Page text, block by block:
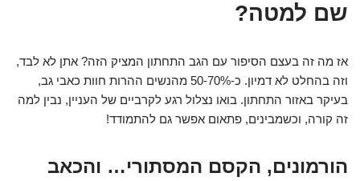
שם למטה?
אז מה זה בעצם הסיפור עם הגב התחתון המציק הזה? אתן לא לבד,
וזה בהחלט לא דמיון. כ-50-70% מהנשים ההרות חוות כאבי גב,
בעיקר באזור התחתון. בואו נצלול רגע לקרביים של העניין, נבין למה
זה קורה, וכשמבינים, פתאום אפשר גם להתמודד!
הורמונים, הקסם המסתורי… והכאב